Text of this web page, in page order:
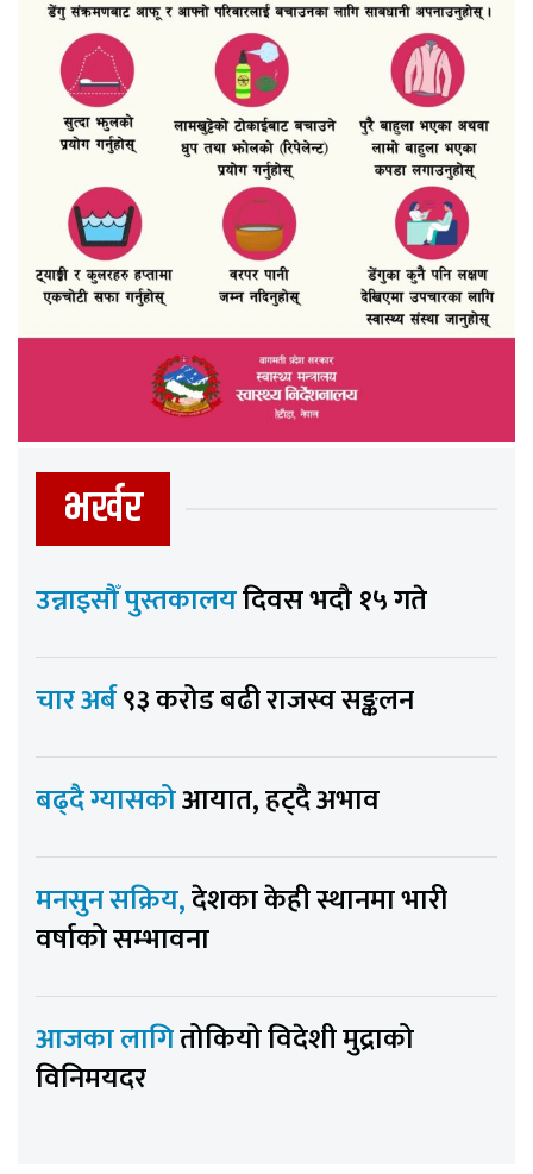
भर्खर
उन्नाइसौँ पुस्तकालयदिवस भदौ १५ गते
चार अर्ब९३ करोड बढी राजस्व सङ्कलन
बढ्दै ग्यासकोआयात, हट्दै अभाव
मनसुन सक्रिय,देशका केही स्थानमा भारी
वर्षाको सम्भावना
आजका लागितोकियो विदेशी मुद्राको
विनिमयदर